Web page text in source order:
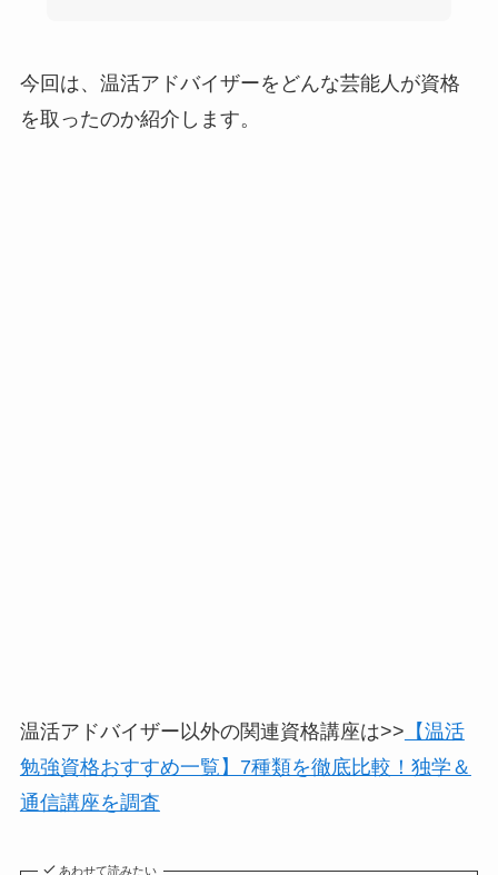
今回は、温活アドバイザーをどんな芸能人が資格
を取ったのか紹介します。
温活アドバイザー以外の関連資格講座は>> 【温活
勉強資格おすすめ一覧】7種類を徹底比較！独学＆
通信講座を調査
あわせて読みたい